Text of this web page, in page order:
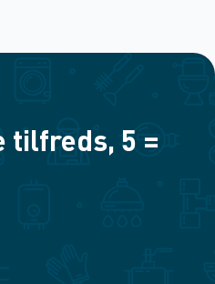
tilfreds, 5 =